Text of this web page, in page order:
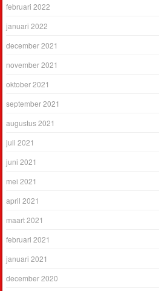
februari 2022
januari 2022
december 2021
november 2021
oktober 2021
september 2021
augustus 2021
juli 2021
juni 2021
mei 2021
april 2021
maart 2021
februari 2021
januari 2021
december 2020